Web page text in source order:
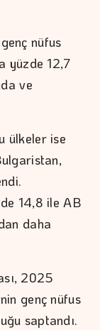
nüfus
yüzde 12,7
ve
ülkeler ise
14,8 ile AB
daha
2025
genç nüfus
saptandı.